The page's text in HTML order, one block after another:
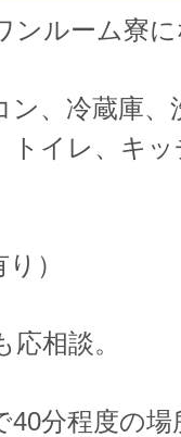
ルーム寮
、冷蔵庫、
トイレ、キ
）
相談。
分程度の場